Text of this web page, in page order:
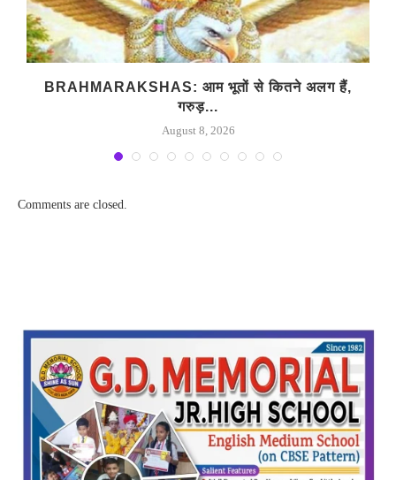
BRAHMARAKSHAS: आम भूतों से कितने अलग हैं,
गरुड़...
August 8, 2026
Comments are closed.